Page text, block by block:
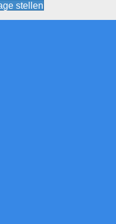
stellen